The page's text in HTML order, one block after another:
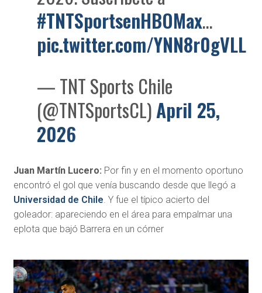
#TNTSportsenHBOMax…
pic.twitter.com/YNN8r0gVLL
— TNT Sports Chile
(@TNTSportsCL)April 25,
2026
Juan Martín Lucero: Por fin y en el momento oportuno
encontró el gol que venía buscando desde que llegó a
Universidad de Chile. Y fue el típico acierto del
goleador: apareciendo en el área para empalmar una
eplota que bajó Barrera en un córner